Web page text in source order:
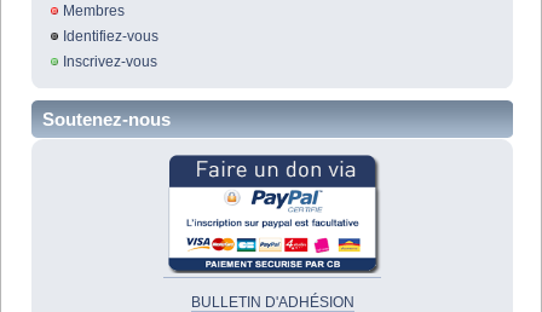
Membres
Identifiez-vous
Inscrivez-vous
Soutenez-nous
BULLETIN D'ADHÉSION